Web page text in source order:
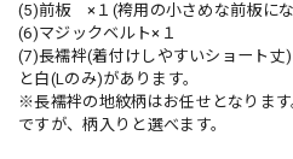
(5)前板 ×１(袴用の小さめな前板に
(6)マジックベルト×１
(7)長襦袢(着付けしやすいショート
と白(Lのみ)があります。
※長襦袢の地紋柄はお任せとなりま
ですが、柄入りと選べます。